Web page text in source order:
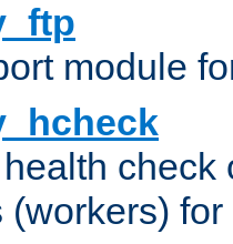
module
check
(workers) for